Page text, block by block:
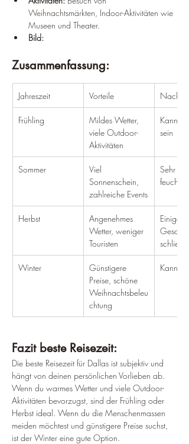
Weihnachtsmärkten, Indoor-Aktivitäten wie
Museen und Theater.
Bild:
Zusammenfassung:
Jahreszeit Vorteile Nachteile
Frühling
Mildes Wetter,
viele Outdoor-
Aktivitäten
Kann
sein
Sommer
Viel
Sonnenschein,
zahlreiche Events
Sehr
feucht
Herbst
Angenehmes
Wetter, weniger
Touristen
Einige
Winter
Günstigere
Preise, schöne
Weihnachtsbeleu
chtung
Kann
Fazit beste Reisezeit:
Die beste Reisezeit für Dallas ist subjektiv und
hängt von deinen persönlichen Vorlieben ab.
Wenn du warmes Wetter und viele Outdoor-
Aktivitäten bevorzugst, sind der Frühling oder
Herbst ideal. Wenn du die Menschenmassen
meiden möchtest und günstigere Preise suchst,
ist der Winter eine gute Option.